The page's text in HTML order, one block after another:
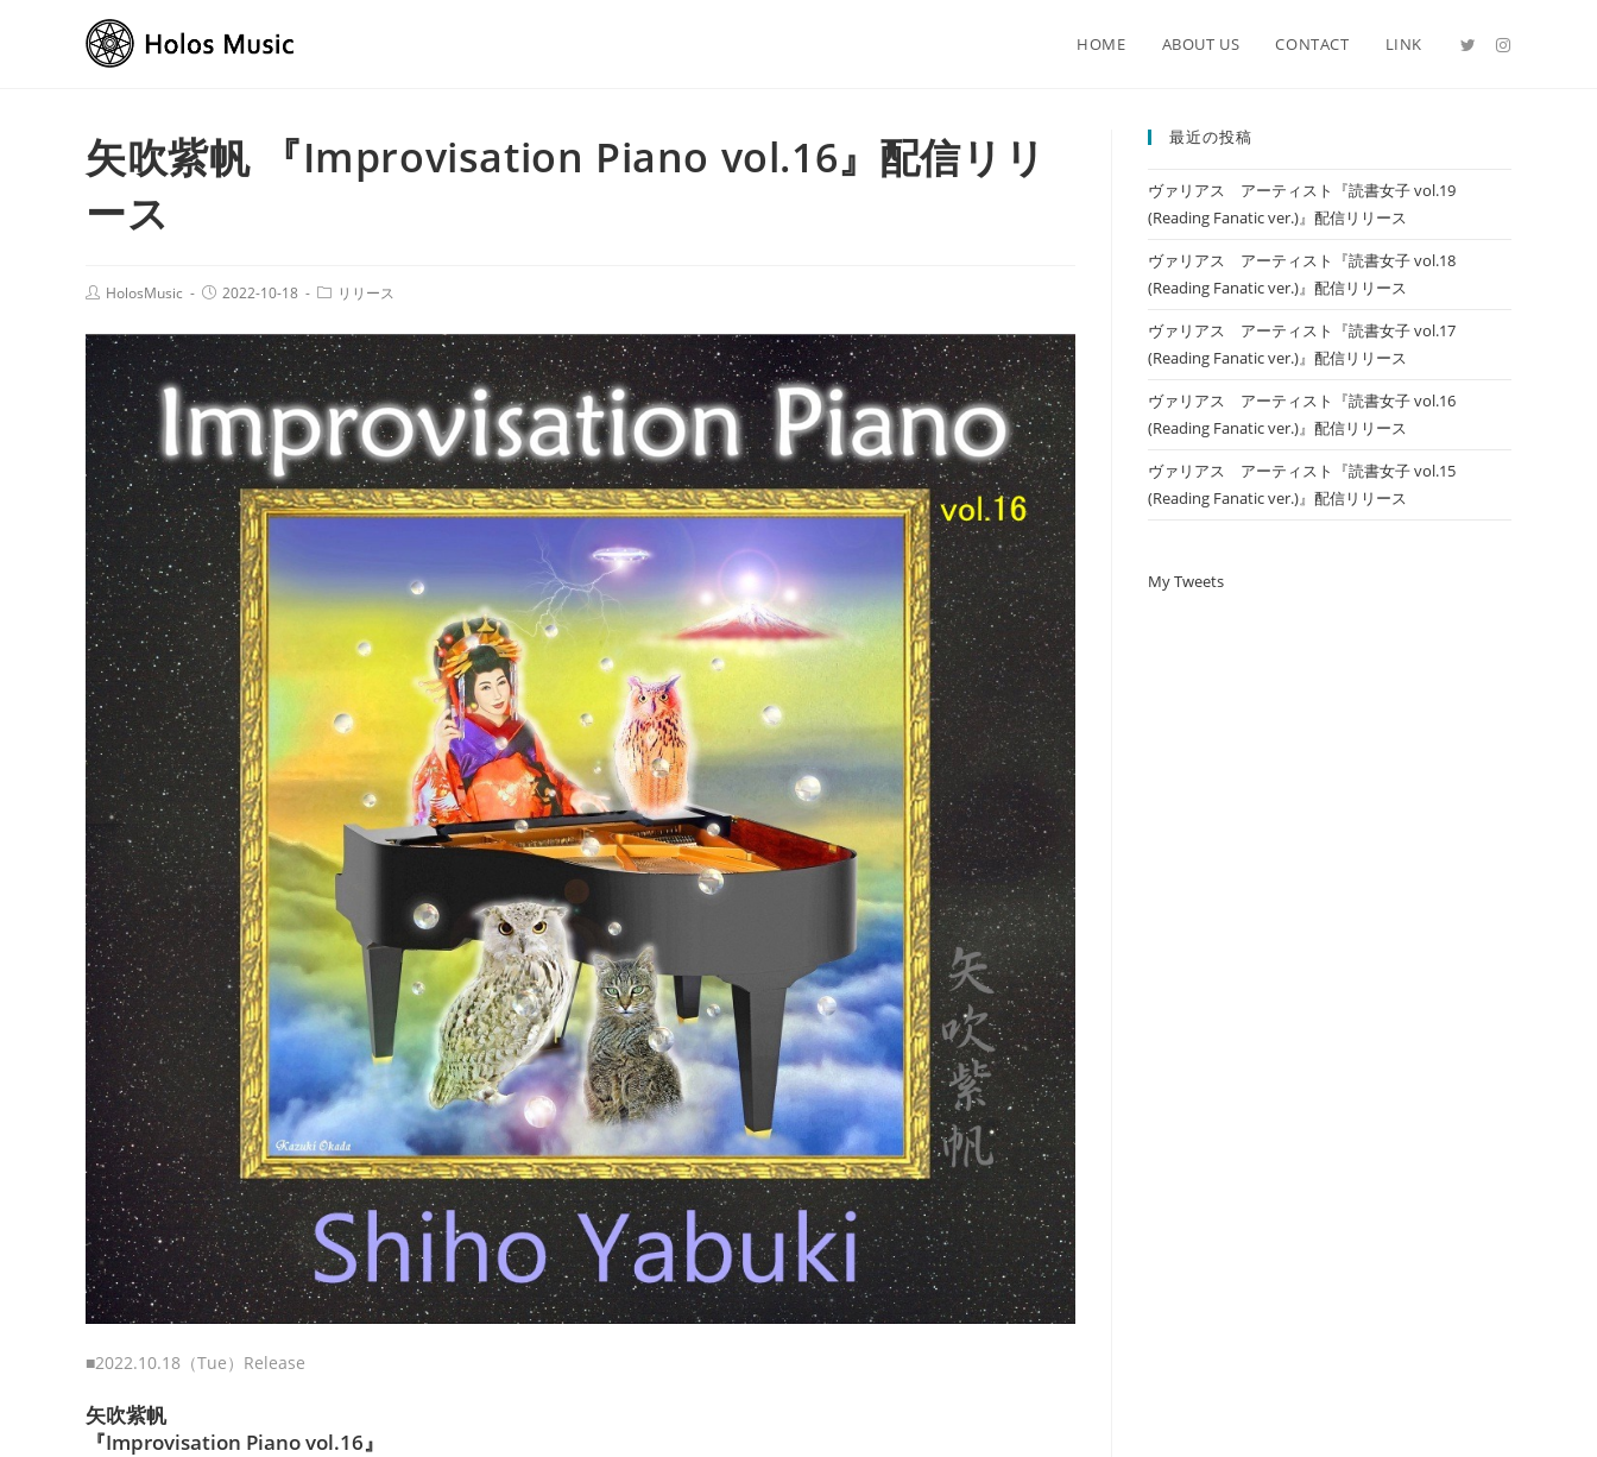
HOME ABOUT US CONTACT LINK
矢吹紫帆 『Improvisation Piano vol.16』配信リリ
ース
HolosMusic 2022-10-18 リリース
■2022.10.18（Tue）Release
矢吹紫帆
『Improvisation Piano vol.16』
最近の投稿
ヴァリアス アーティスト『読書女子 vol.19
(Reading Fanatic ver.)』配信リリース
ヴァリアス アーティスト『読書女子 vol.18
(Reading Fanatic ver.)』配信リリース
ヴァリアス アーティスト『読書女子 vol.17
(Reading Fanatic ver.)』配信リリース
ヴァリアス アーティスト『読書女子 vol.16
(Reading Fanatic ver.)』配信リリース
ヴァリアス アーティスト『読書女子 vol.15
(Reading Fanatic ver.)』配信リリース
My Tweets